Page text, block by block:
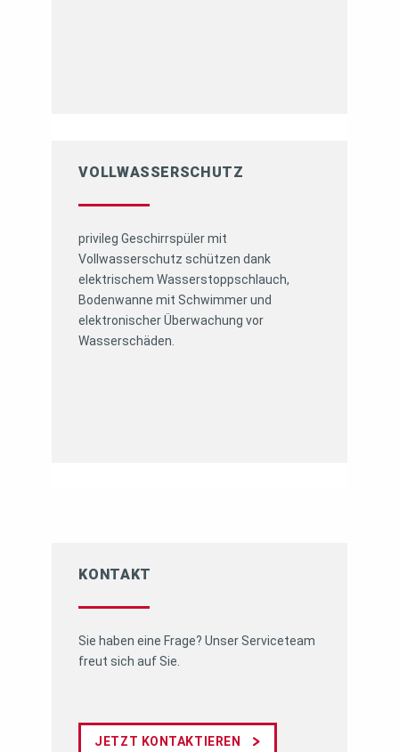
VOLLWASSERSCHUTZ
privileg Geschirrspüler mit
Vollwasserschutz schützen dank
elektrischem Wasserstoppschlauch,
Bodenwanne mit Schwimmer und
elektronischer Überwachung vor
Wasserschäden.
KONTAKT
Sie haben eine Frage? Unser Serviceteam
freut sich auf Sie.
JETZT KONTAKTIEREN